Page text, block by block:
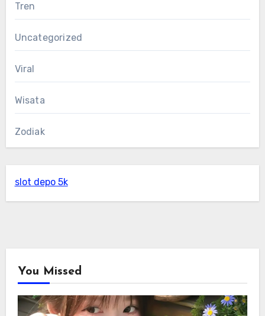
Tren
Uncategorized
Viral
Wisata
Zodiak
slot depo 5k
You Missed